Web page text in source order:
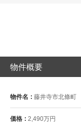
物件概要
物件名 藤井寺市北條町
価格 2,490万円